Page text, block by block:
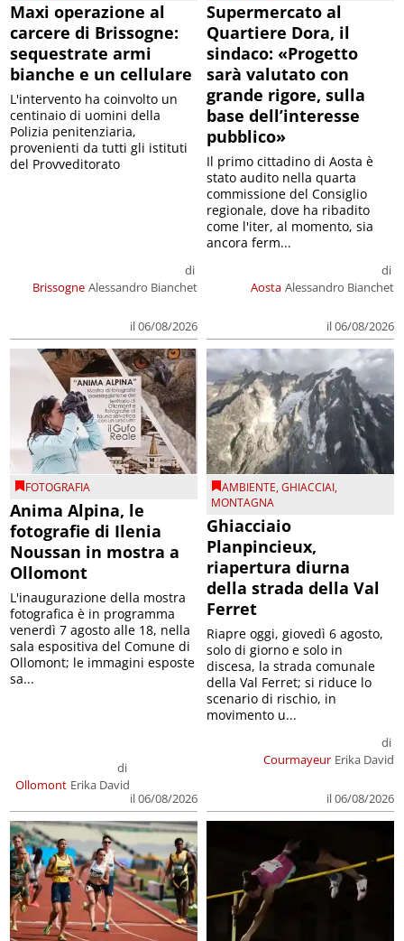
Maxi operazione al
carcere di Brissogne:
sequestrate armi
bianche e un cellulare
Brissogne
di
Alessandro Bianchet
il 06/08/2026
L'intervento ha coinvolto un
centinaio di uomini della
Polizia penitenziaria,
provenienti da tutti gli istituti
del Provveditorato
Supermercato al
Quartiere Dora, il
sindaco: «Progetto
sarà valutato con
grande rigore, sulla
base dell’interesse
pubblico»
Aosta
di
Alessandro Bianchet
il 06/08/2026
Il primo cittadino di Aosta è
stato audito nella quarta
commissione del Consiglio
regionale, dove ha ribadito
come l'iter, al momento, sia
ancora ferm...
FOTOGRAFIA
Anima Alpina, le
fotografie di Ilenia
Noussan in mostra a
Ollomont
Ollomont
di
Erika David
il 06/08/2026
L'inaugurazione della mostra
fotografica è in programma
venerdì 7 agosto alle 18, nella
sala espositiva del Comune di
Ollomont; le immagini esposte
sa...
AMBIENTE,GHIACCIAI,
MONTAGNA
Ghiacciaio
Planpincieux,
riapertura diurna
della strada della Val
Ferret
Courmayeur
di
Erika David
il 06/08/2026
Riapre oggi, giovedì 6 agosto,
solo di giorno e solo in
discesa, la strada comunale
della Val Ferret; si riduce lo
scenario di rischio, in
movimento u...